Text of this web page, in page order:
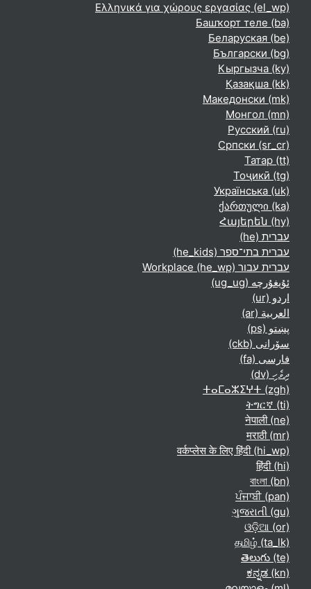
Ελληνικά για χώρους εργασίας ‎(el_wp)‎
Башҡорт теле ‎(ba)‎
Беларуская ‎(be)‎
Български ‎(bg)‎
Кыргызча ‎(ky)‎
Қазақша ‎(kk)‎
Македонски ‎(mk)‎
Монгол ‎(mn)‎
Русский ‎(ru)‎
Српски ‎(sr_cr)‎
Татар ‎(tt)‎
Тоҷикӣ ‎(tg)‎
Українська ‎(uk)‎
ქართული ‎(ka)‎
Հայերեն ‎(hy)‎
עברית ‎(he)‎
עברית בתי־ספר ‎(he_kids)‎
עברית עבור Workplace ‎(he_wp)‎
ئۇيغۇرچە ‎(ug_ug)‎
اردو ‎(ur)‎
العربية ‎(ar)‎
پښتو ‎(ps)‎
سۆرانی ‎(ckb)‎
فارسی ‎(fa)‎
ދިވެހި ‎(dv)‎
ⵜⴰⵎⴰⵣⵉⵖⵜ ‎(zgh)‎
ትግርኛ ‎(ti)‎
नेपाली ‎(ne)‎
मराठी ‎(mr)‎
वर्कप्लेस के लिए हिंदी ‎(hi_wp)‎
हिंदी ‎(hi)‎
বাংলা ‎(bn)‎
ਪੰਜਾਬੀ ‎(pan)‎
ગુજરાતી ‎(gu)‎
ଓଡ଼ିଆ ‎(or)‎
தமிழ் ‎(ta_lk)‎
తెలుగు ‎(te)‎
ಕನ್ನಡ ‎(kn)‎